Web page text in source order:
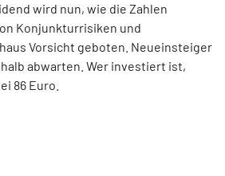
wird nun, wie die Zahlen
Konjunkturrisiken und
Vorsicht geboten. Neueinsteiger
abwarten. Wer investiert ist,
86 Euro.